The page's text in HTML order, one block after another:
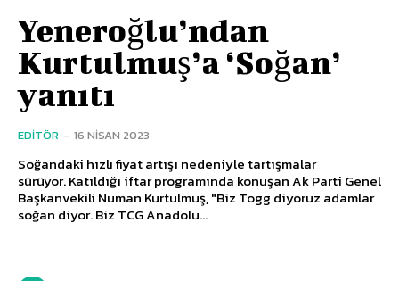
Yeneroğlu’ndan
Kurtulmuş’a ‘Soğan’
yanıtı
EDITÖR - 16 NISAN 2023
Soğandaki hızlı fiyat artışı nedeniyle tartışmalar
sürüyor. Katıldığı iftar programında konuşan Ak Parti Genel
Başkanvekili Numan Kurtulmuş, "Biz Togg diyoruz adamlar
soğan diyor. Biz TCG Anadolu...